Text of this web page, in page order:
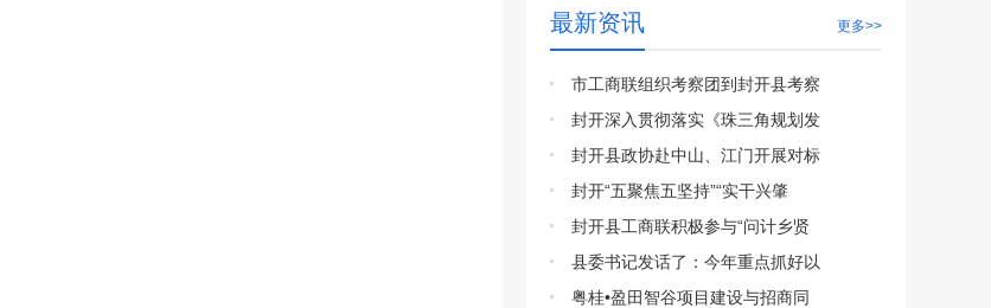
最新资讯 更多>>
市工商联组织考察团到封开县考察
封开深入贯彻落实《珠三角规划发
封开县政协赴中山、江门开展对标
封开“五聚焦五坚持”“实干兴肇
封开县工商联积极参与“问计乡贤
县委书记发话了：今年重点抓好以
粤桂•盈田智谷项目建设与招商同